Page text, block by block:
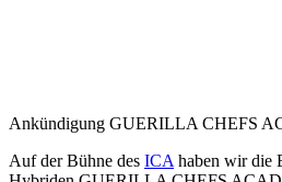
Ankündigung GUERILLA CHEFS
Auf der Bühne des ICA haben wir die